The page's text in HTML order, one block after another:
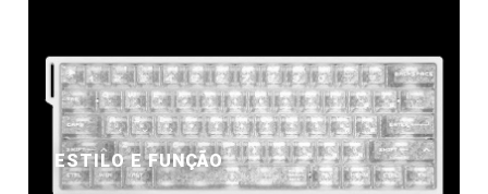
ESTILO E FUNÇÃO